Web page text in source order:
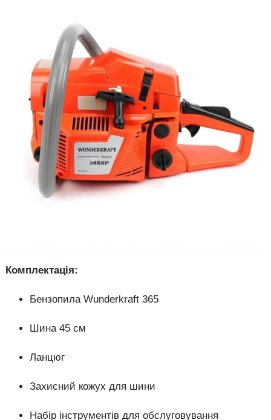
Комплектація:
Бензопила Wunderkraft 365
Шина 45 см
Ланцюг
Захисний кожух для шини
Набір інструментів для обслуговування